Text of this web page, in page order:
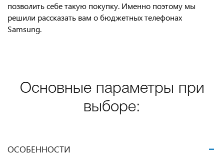
позволить себе такую покупку. Именно поэтому мы
решили рассказать вам о бюджетных телефонах
Samsung.
Основные параметры при
выборе:
ОСОБЕННОСТИ